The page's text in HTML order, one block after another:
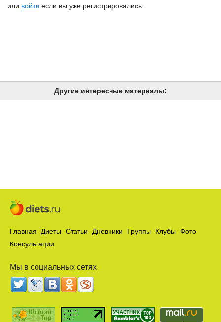
или войти если вы уже регистрировались.
Другие интересные материалы:
Главная Диеты Статьи Дневники Группы Клубы
Фото
Консультации
Мы в социальных сетях